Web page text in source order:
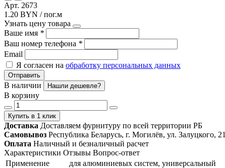
Арт. 2673
1.20 BYN / пог.м
Узнать цену товара
Ваше имя *
Ваш номер телефона *
Email
Я согласен на обработку персональных данных
Отправить
В наличии Нашли дешевле?
В корзину
Купить в 1 клик
Доставка Доставляем фурнитуру по всей территории РБ
Самовывоз Республика Беларусь, г. Могилёв, ул. Залуцкого, 21
Оплата Наличный и безналичный расчет
Характеристики Отзывы Вопрос-ответ
Применение
для алюминиевых систем, универсальный